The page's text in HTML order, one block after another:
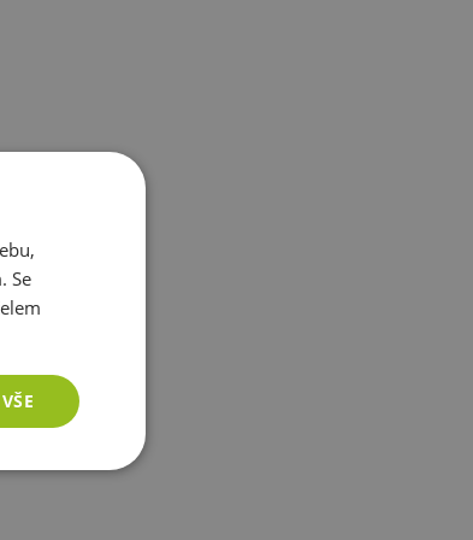
a příjemná
poškození a
přizpůsobení
komfortu
do parku
Se